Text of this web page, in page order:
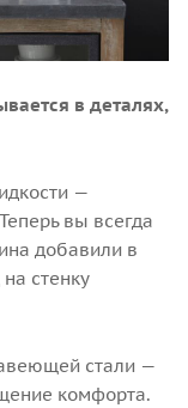
в деталях,
—
вы всегда
добавили в
стенку
стали —
комфорта.